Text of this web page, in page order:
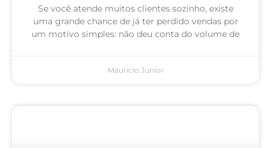
Se você atende muitos clientes sozinho, existe
uma grande chance de já ter perdido vendas por
um motivo simples: não deu conta do volume de
Mauricio Junior